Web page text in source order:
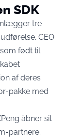
SDK
tre
CEO
som født til
af deres
pakke med
åbner sit
partnere.